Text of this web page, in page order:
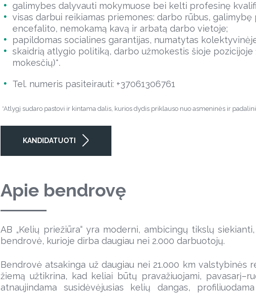
galimybes dalyvauti mokymuose bei kelti profesinę
visas darbui reikiamas priemones: darbo rūbus,
encefalito, nemokamą kavą ir arbatą darbo vietoje;
papildomas socialines garantijas, numatytas
skaidrią atlygio politiką, darbo užmokestis šioje pozicijoje
mokesčių)*.
Tel. numeris pasiteirauti: +37061306761
*Atlygį sudaro pastovi ir kintama dalis, kurios dydis priklauso nuo asmeninės ir
KANDIDATUOTI
Apie bendrovę
AB „Kelių priežiūra“ yra moderni, ambicingų tikslų
bendrovė, kurioje dirba daugiau nei 2.000 darbuotojų.
Bendrovė atsakinga už daugiau nei 21.000 km valstybinės
žiemą užtikrina, kad keliai būtų pravažiuojami,
atnaujindama susidėvėjusias kelių dangas,